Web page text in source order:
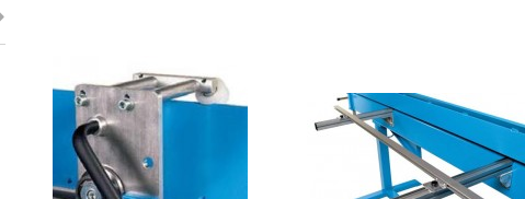
Режим работы офисов в новогодние
праздники 2025 - 2026 г.: г. Москва: 29, 30
декабря - работаем...
Читать дальше
30 апреля - работаем в обычном режиме с
01 по 04 мая - выходные дни с 05 по 07 мая
- работаем в обычном режиме с 08 по 11...